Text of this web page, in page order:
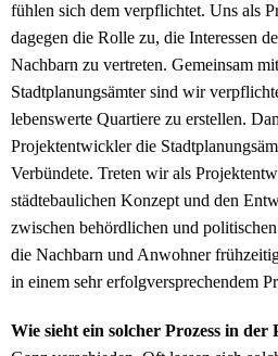
fühlen sich dem verpflichtet. Uns als
dagegen die Rolle zu, die Interessen
Nachbarn zu vertreten. Gemeinsam
Stadtplanungsämter sind wir
lebenswerte Quartiere zu erstellen.
Projektentwickler die
Verbündete. Treten wir als
städtebaulichen Konzept und den
zwischen behördlichen und
die Nachbarn und Anwohner
in einem sehr erfolgversprechendem
Wie sieht ein solcher Prozess in der